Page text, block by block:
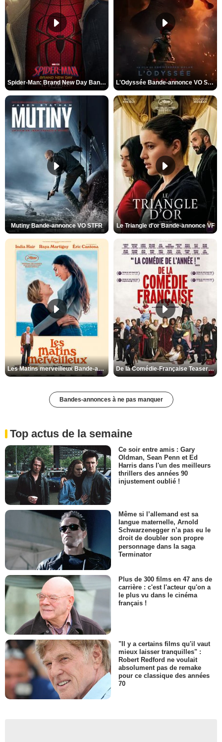
Spider-Man: Brand New Day Bande-annonce VO STFR L'Odyssée Bande-annonce VO STFR
Mutiny Bande-annonce VO STFR Le Triangle d'or Bande-annonce VF
Les Matins merveilleux Bande-annonce VF De la Comédie-Française Teaser VF
Bandes-annonces à ne pas manquer
Top actus de la semaine
Ce soir entre amis : Gary
Oldman, Sean Penn et Ed
Harris dans l'un des meilleurs
thrillers des années 90
injustement oublié !
Même si l’allemand est sa
langue maternelle, Arnold
Schwarzenegger n’a pas eu le
droit de doubler son propre
personnage dans la saga
Terminator
Plus de 300 films en 47 ans de
carrière : c'est l'acteur qu'on a
le plus vu dans le cinéma
français !
"Il y a certains films qu'il vaut
mieux laisser tranquilles" :
Robert Redford ne voulait
absolument pas de remake
pour ce classique des années
70